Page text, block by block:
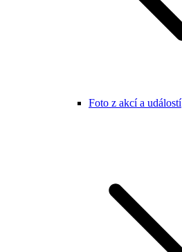
Foto z akcí a událostí